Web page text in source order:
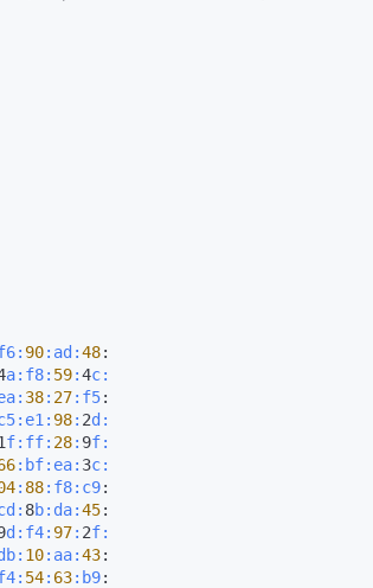
90:ad :48:
a: f8: 59:4c:
38: 27:f5:
e1: 98: 2d:
f: ff: 28: 9f:
:bf:ea: 3c:
: 88:f8:c9:
8b: da:45:
d: f4: 97: 2f:
: 10:aa:43:
54: 63:b9: